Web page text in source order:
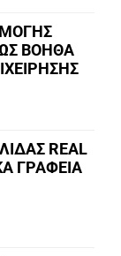
ΒΟΗΘΑ
REAL
ΓΡΑΦΕΙΑ